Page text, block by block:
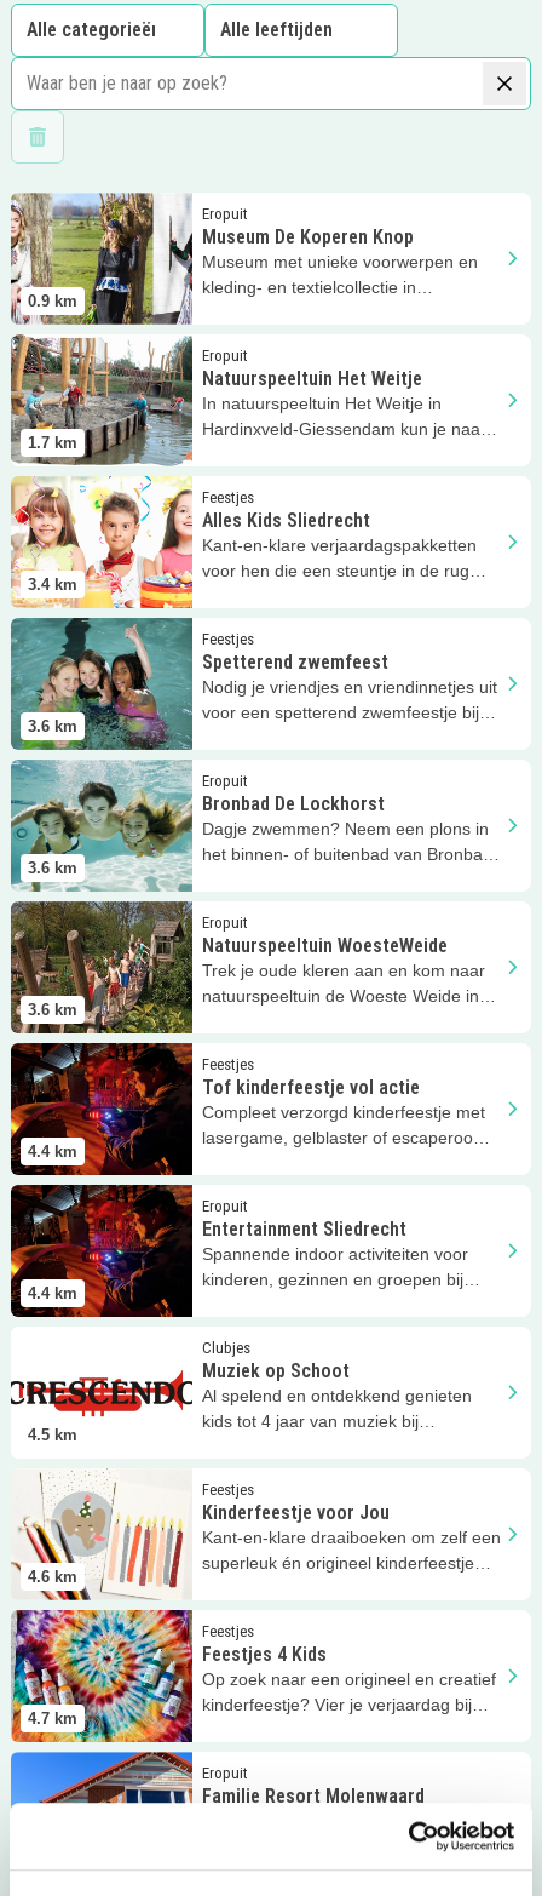
Wis filters
0.9 km
Eropuit
Museum De Koperen Knop
Museum met unieke voorwerpen en
kleding- en textielcollectie in
Lees meer Museum De Koperen Knop
1.7 km
Eropuit
Natuurspeeltuin Het Weitje
In natuurspeeltuin Het Weitje in
Hardinxveld-Giessendam kun je naar
Lees meer Natuurspeeltuin Het Weitje
3.4 km
Feestjes
Alles Kids Sliedrecht
Kant-en-klare verjaardagspakketten
voor hen die een steuntje in de rug
Lees meerAlles Kids Sliedrecht
3.6 km
Feestjes
Spetterend zwemfeest
Nodig je vriendjes en vriendinnetjes uit
voor een spetterend zwemfeestje bij
Lees meer Spetterend zwemfeest
3.6 km
Eropuit
Bronbad De Lockhorst
Dagje zwemmen? Neem een plons in
het binnen- of buitenbad van Bronbad
Lees meer Bronbad De Lockhorst
3.6 km
Eropuit
Natuurspeeltuin WoesteWeide
Trek je oude kleren aan en kom naar
natuurspeeltuin de Woeste Weide in
Lees meer Natuurspeeltuin WoesteWeide
4.4 km
Feestjes
Tof kinderfeestje vol actie
Compleet verzorgd kinderfeestje met
lasergame, gelblaster of escaperooms
Lees meer Tof kinderfeestje vol actie
4.4 km
Eropuit
Entertainment Sliedrecht
Spannende indoor activiteiten voor
kinderen, gezinnen en groepen bij
Lees meer Entertainment Sliedrecht
4.5 km
Clubjes
Muziek op Schoot
Al spelend en ontdekkend genieten
kids tot 4 jaar van muziek bij
Muziek op Schoot
4.6 km
Feestjes
Kinderfeestje voor Jou
Kant-en-klare draaiboeken om zelf een
superleuk én origineel kinderfeestje
Lees meer Kinderfeestje voor Jou
4.7 km
Feestjes
Feestjes 4 Kids
Op zoek naar een origineel en creatief
kinderfeestje? Vier je verjaardag bij
Lees meer Feestjes 4 Kids
Eropuit
Familie Resort Molenwaard
Ga op avontuur en maak een
onvergetelijke familie herinnering bij
Familie Resort Molenwaard
Lees meer Familie Resort Molenwaard